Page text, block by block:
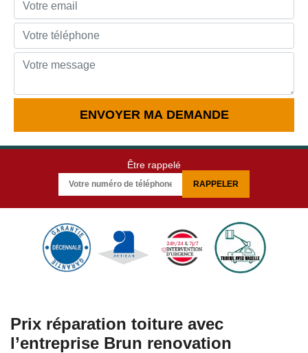
Être rappelé
Prix réparation toiture avec
l’entreprise Brun renovation